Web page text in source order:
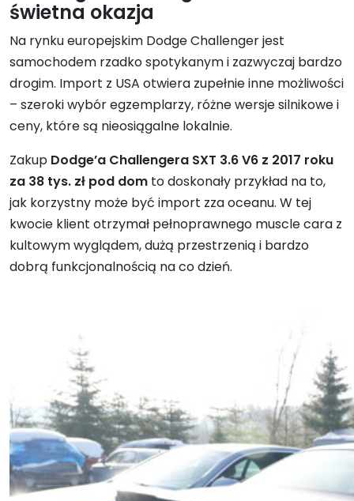
świetna okazja
Na rynku europejskim Dodge Challenger jest
samochodem rzadko spotykanym i zazwyczaj bardzo
drogim. Import z USA otwiera zupełnie inne możliwości
– szeroki wybór egzemplarzy, różne wersje silnikowe i
ceny, które są nieosiągalne lokalnie.
Zakup Dodge’a Challengera SXT 3.6 V6 z 2017 roku
za 38 tys. zł pod dom to doskonały przykład na to,
jak korzystny może być import zza oceanu. W tej
kwocie klient otrzymał pełnoprawnego muscle cara z
kultowym wyglądem, dużą przestrzenią i bardzo
dobrą funkcjonalnością na co dzień.